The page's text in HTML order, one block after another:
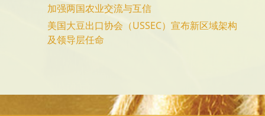
加强两国农业交流与互信
美国大豆出口协会（USSEC）宣布新区域架构
及领导层任命